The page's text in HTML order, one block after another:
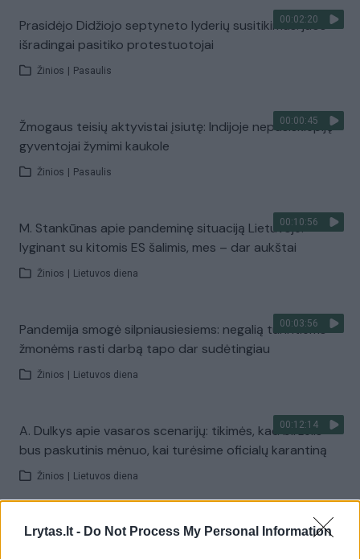
Lrytas.lt - Do Not Process My Personal Information
00:02:20
Prasidėjo Didžiojo septyneto lyderių susitikimas: juos
išradingai pasitiko protestuotojai
Žinios Pasaulis
00:00:45
Žmogaus teisių aktyvistai įsiutę: Indijoje nepasiskiepiję
gyventojai žymimi kaukole
Žinios Pasaulis
00:10:56
M. Stankūnas apie pandeminę situaciją Lietuvoje:
lyginant su kitomis ES šalimis, mes – dar aukštai
Žinios Lietuvos diena
00:03:56
Pandemija smogė silpniausiesiems: negalią turintiems
žmonėms rasti darbą tapo dar sudėtingiau
Žinios Lietuvos diena
00:12:14
A. Dulkys apie vasaros scenarijų: tikimės, kad birželis
bus paskutinis mėnuo, kai turėsime oficialų karantiną
Žinios Lietuvos diena
00:43:33
Naujausia statistika: narkotikų rinka tampa vis labiau